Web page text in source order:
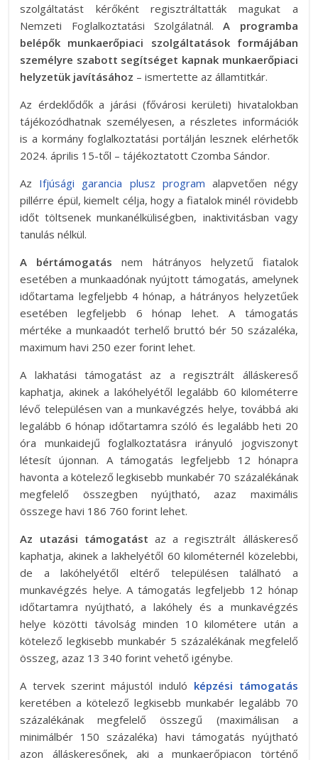
szolgáltatást kérőként regisztráltatták magukat a
Nemzeti Foglalkoztatási Szolgálatnál.A programba
belépők munkaerőpiaci szolgáltatások formájában
személyre szabott segítséget kapnak munkaerőpiaci
helyzetük javításához – ismertette az államtitkár.
Az érdeklődők a járási (fővárosi kerületi) hivatalokban
tájékozódhatnak személyesen, a részletes információk
is a kormány foglalkoztatási portálján lesznek elérhetők
2024. április 15-től – tájékoztatott Czomba Sándor.
Az Ifjúsági garancia plusz program alapvetően négy
pillérre épül, kiemelt célja, hogy a fiatalok minél rövidebb
időt töltsenek munkanélküliségben, inaktivitásban vagy
tanulás nélkül.
A bértámogatás nem hátrányos helyzetű fiatalok
esetében a munkaadónak nyújtott támogatás, amelynek
időtartama legfeljebb 4 hónap, a hátrányos helyzetűek
esetében legfeljebb 6 hónap lehet. A támogatás
mértéke a munkaadót terhelő bruttó bér 50 százaléka,
maximum havi 250 ezer forint lehet.
A lakhatási támogatást az a regisztrált álláskereső
kaphatja, akinek a lakóhelyétől legalább 60 kilométerre
lévő településen van a munkavégzés helye, továbbá aki
legalább 6 hónap időtartamra szóló és legalább heti 20
óra munkaidejű foglalkoztatásra irányuló jogviszonyt
létesít újonnan. A támogatás legfeljebb 12 hónapra
havonta a kötelező legkisebb munkabér 70 százalékának
megfelelő összegben nyújtható, azaz maximális
összege havi 186 760 forint lehet.
Az utazási támogatást az a regisztrált álláskereső
kaphatja, akinek a lakhelyétől 60 kilométernél közelebbi,
de a lakóhelyétől eltérő településen található a
munkavégzés helye. A támogatás legfeljebb 12 hónap
időtartamra nyújtható, a lakóhely és a munkavégzés
helye közötti távolság minden 10 kilométere után a
kötelező legkisebb munkabér 5 százalékának megfelelő
összeg, azaz 13 340 forint vehető igénybe.
A tervek szerint májustól induló képzési támogatás
keretében a kötelező legkisebb munkabér legalább 70
százalékának megfelelő összegű (maximálisan a
minimálbér 150 százaléka) havi támogatás nyújtható
azon álláskeresőnek, aki a munkaerőpiacon történő